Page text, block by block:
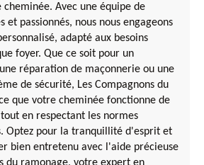
Avec une équipe de
et passionnés, nous nous engageons
adapté aux besoins
foyer. Que ce soit pour un
réparation de maçonnerie ou une
de sécurité, Les Compagnons du
que votre cheminée fonctionne de
en respectant les normes
Optez pour la tranquillité d'esprit et
bien entretenu avec l'aide précieuse
du ramonage, votre expert en